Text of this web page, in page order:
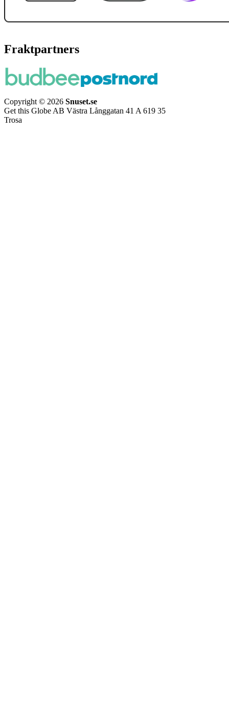
Fraktpartners
Copyright © 2026 Snuset.se
Get this Globe AB Västra Långgatan 41 A 619 35
Trosa